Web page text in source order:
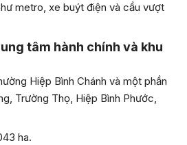
metro, xe buýt điện và cầu vượt
tâm hành chính và khu
Hiệp Bình Chánh và một phần
Trường Thọ, Hiệp Bình Phước,
ha.